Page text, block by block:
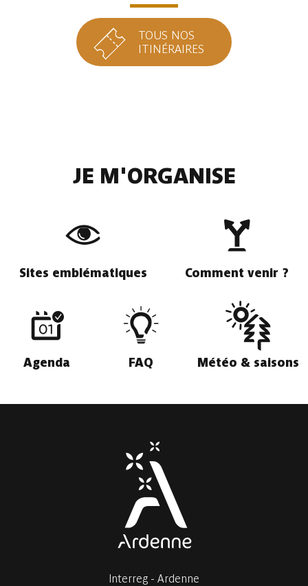
TOUS NOS
ITINÉRAIRES
JE M'ORGANISE
Sites emblématiques Comment venir ?
Agenda FAQ Météo & saisons
Interreg - Ardenne